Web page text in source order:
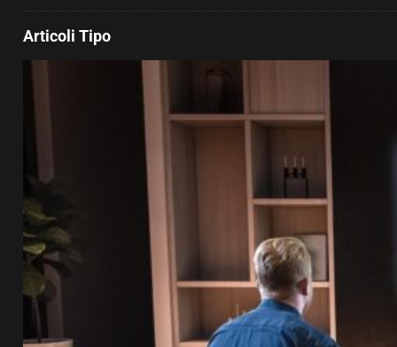
Articoli Tipo